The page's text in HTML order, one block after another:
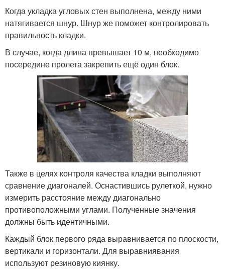
Когда укладка угловых стен выполнена, между ними
натягивается шнур. Шнур же поможет контролировать
правильность кладки.
В случае, когда длина превышает 10 м, необходимо
посередине пролета закрепить ещё один блок.
Также в целях контроля качества кладки выполняют
сравнение диагоналей. Оснастившись рулеткой, нужно
измерить расстояние между диагонально
противоположными углами. Полученные значения
должны быть идентичными.
Каждый блок первого ряда выравнивается по плоскости,
вертикали и горизонтали. Для выравниявания
используют резиновую киянку.